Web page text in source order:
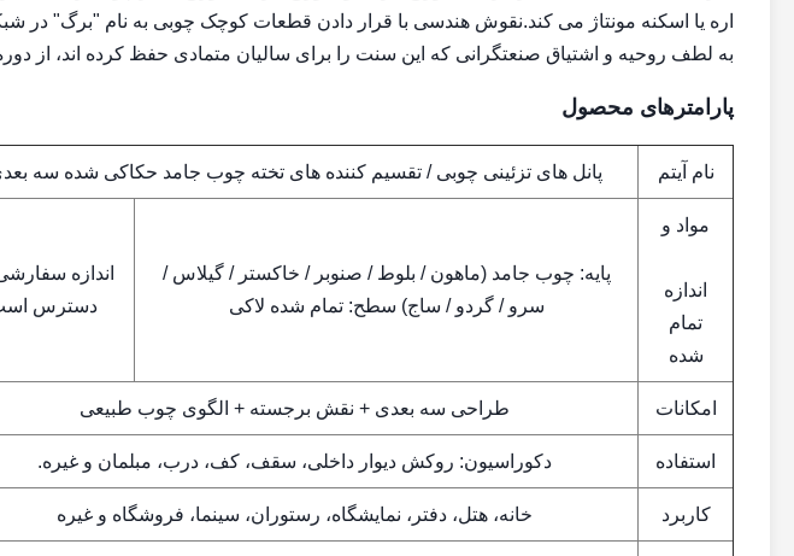
اره یا اسکنه مونتاژ می کند.نقوش هندسی با قرار دادن قطعات کوچک چوبی به نام "برگ"
به لطف روحیه و اشتیاق صنعتگرانی که این سنت را برای سالیان متمادی حفظ کرده اند، از
پارامترهای محصول
نام آیتم پانل های تزئینی چوبی / تقسیم کننده های تخته چوب جامد حکاکی شده سه
مواد و
اندازه
تمام
شده
پایه: چوب جامد (ماهون / بلوط / صنوبر / خاکستر / گیلاس /
سرو / گردو / ساج) سطح: تمام شده لاکی
اندازه
دسترس
امکانات طراحی سه بعدی + نقش برجسته + الگوی چوب طبیعی
استفاده دکوراسیون: روکش دیوار داخلی، سقف، کف، درب، مبلمان و غیره.
کاربرد خانه، هتل، دفتر، نمایشگاه، رستوران، سینما، فروشگاه و غیره